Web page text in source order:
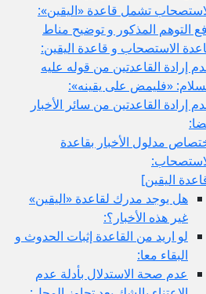
تشمل قاعدة «اليقين»:
التوهم المذكور و توضيح مناط
الاستصحاب و قاعدة اليقين:
إرادة القاعدتين من قوله عليه
«فليمض على يقينه»:
إرادة القاعدتين من سائر الأخبار
مدلول الأخبار بقاعدة
اليقين‏]
هل يوجد مدرك لقاعدة «اليقين»
غير هذه الأخبار؟:
لو اريد من القاعدة إثبات الحدوث و
البقاء معا:
عدم صحة الاستدلال بأدلة عدم